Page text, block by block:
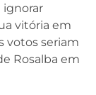
ignorar
vitória em
votos seriam
Rosalba em